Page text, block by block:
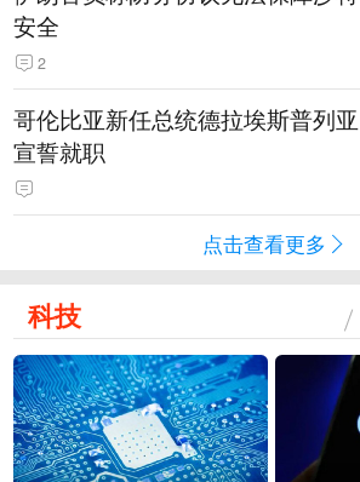
安全
2
哥伦比亚新任总统德拉埃斯普列亚
宣誓就职
点击查看更多
科技